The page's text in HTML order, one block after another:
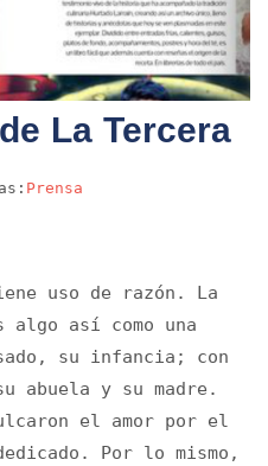
La Tercera
Prensa
uso de razón. La
así como una
su infancia; con
abuela y su madre.
el amor por el
Por lo mismo,